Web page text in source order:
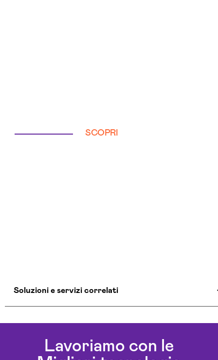
SCOPRI
Soluzioni e servizi correlati
Aziende Intelligenza Artificiale Fermo
Consulenza Cloud Fermo
Lavoriamo con le